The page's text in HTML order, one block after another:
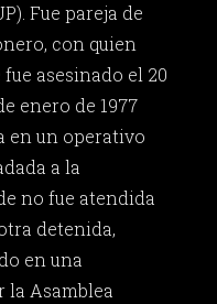
Fue pareja de
con quien
asesinado el 20
enero de 1977
en un operativo
a la
no fue atendida
detenida,
en una
Asamblea